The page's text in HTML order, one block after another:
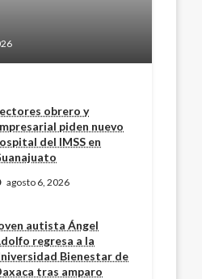
obrero y
piden nuevo
del IMSS en
agosto 6, 2026
autista Ángel
regresa a la
Bienestar de
tras amparo